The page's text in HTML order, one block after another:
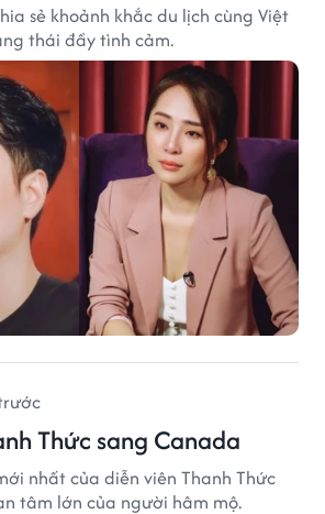
sẻ khoảnh khắc du lịch cùng Việt
thái đầy tình cảm.
Thức sang Canada
nhất của diễn viên Thanh Thức
tâm lớn của người hâm mộ.